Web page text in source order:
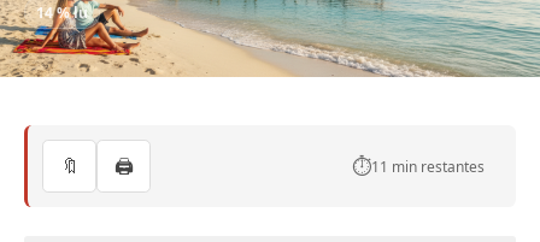
14 % lu
🔖 🖨️ ⏱️11 min restantes